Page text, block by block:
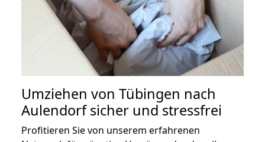
Umziehen von Tübingen nach
Aulendorfsicher und stressfrei
Profitieren Sie von unserem erfahrenen